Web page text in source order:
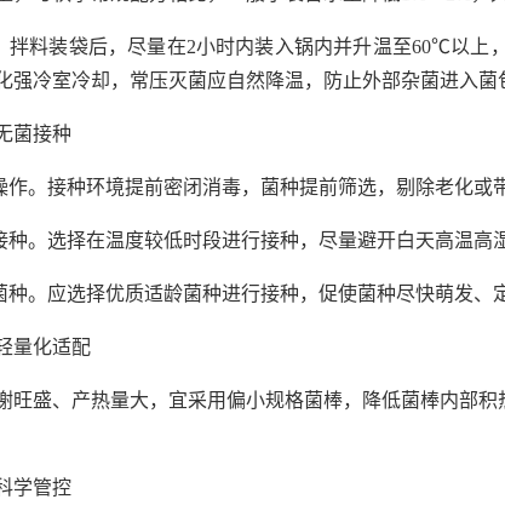
拌料装袋后，尽量在2小时内装入锅内并升温至60℃以上
强冷室冷却，常压灭菌应自然降温，防止外部杂菌进入菌
菌接种
作。接种环境提前密闭消毒，菌种提前筛选，剔除老化或
种。选择在温度较低时段进行接种，尽量避开白天高温高
种。应选择优质适龄菌种进行接种，促使菌种尽快萌发、
量化适配
旺盛、产热量大，宜采用偏小规格菌棒，降低菌棒内部
学管控